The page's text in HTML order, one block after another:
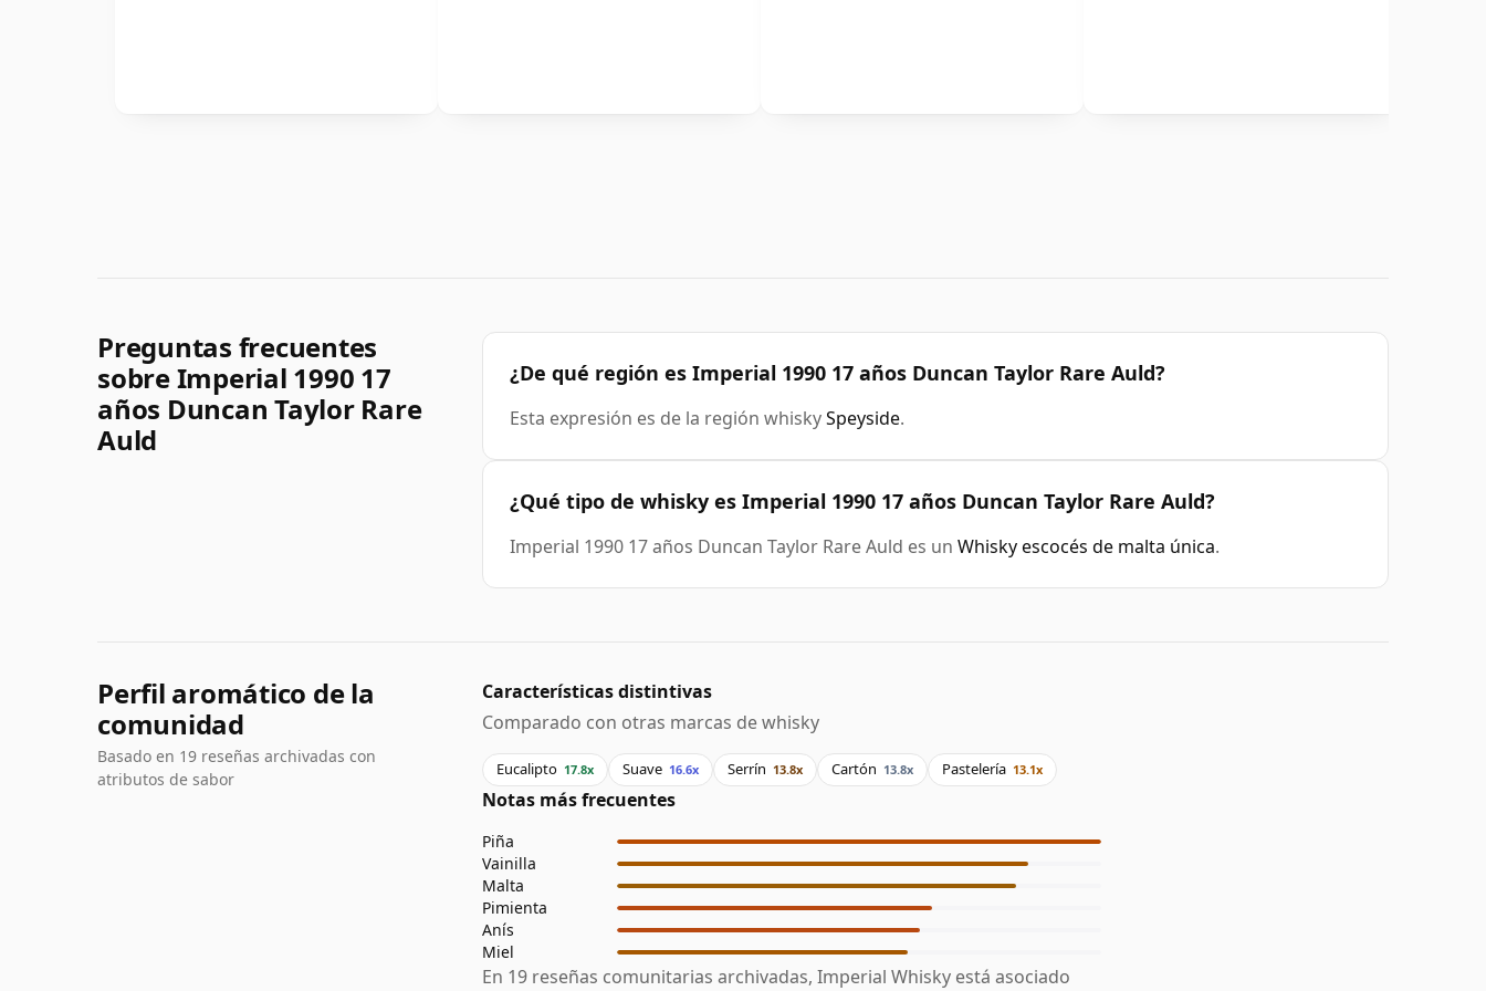
Preguntas frecuentes
sobre Imperial 1990 17
años Duncan Taylor Rare
Auld
¿De qué región es Imperial 1990 17 años Duncan Taylor Rare Auld?
Esta expresión es de la región whiskySpeyside.
¿Qué tipo de whisky es Imperial 1990 17 años Duncan Taylor Rare Auld?
Imperial 1990 17 años Duncan Taylor Rare Auld es un Whisky escocés de malta única.
Perfil aromático de la
comunidad
Basado en 19 reseñas archivadas con
atributos de sabor
Características distintivas
Comparado con otras marcas de whisky
Eucalipto 17.8x Suave 16.6x Serrín 13.8x Cartón 13.8x Pastelería 13.1x
Notas más frecuentes
Piña
Vainilla
Malta
Pimienta
Anís
Miel
En 19 reseñas comunitarias archivadas, Imperial Whisky está asociado